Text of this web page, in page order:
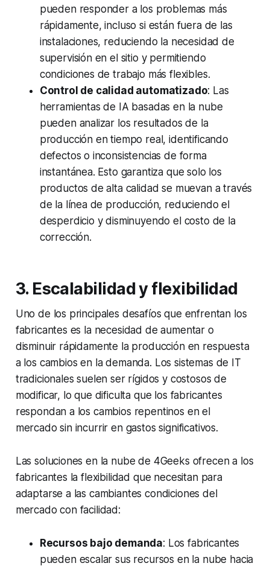
pueden responder a los problemas más
rápidamente, incluso si están fuera de las
instalaciones, reduciendo la necesidad de
supervisión en el sitio y permitiendo
condiciones de trabajo más flexibles.
Control de calidad automatizado: Las
herramientas de IA basadas en la nube
pueden analizar los resultados de la
producción en tiempo real, identificando
defectos o inconsistencias de forma
instantánea. Esto garantiza que solo los
productos de alta calidad se muevan a través
de la línea de producción, reduciendo el
desperdicio y disminuyendo el costo de la
corrección.
3. Escalabilidad y flexibilidad
Uno de los principales desafíos que enfrentan los
fabricantes es la necesidad de aumentar o
disminuir rápidamente la producción en respuesta
a los cambios en la demanda. Los sistemas de IT
tradicionales suelen ser rígidos y costosos de
modificar, lo que dificulta que los fabricantes
respondan a los cambios repentinos en el
mercado sin incurrir en gastos significativos.
Las soluciones en la nube de 4Geeks ofrecen a los
fabricantes la flexibilidad que necesitan para
adaptarse a las cambiantes condiciones del
mercado con facilidad:
Recursos bajo demanda: Los fabricantes
pueden escalar sus recursos en la nube hacia